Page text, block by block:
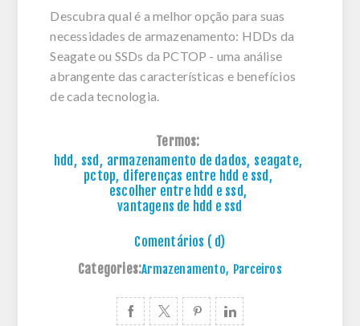
Descubra qual é a melhor opção para suas
necessidades de armazenamento: HDDs da
Seagate ou SSDs da PCTOP - uma análise
abrangente das características e benefícios
de cada tecnologia.
Termos:
hdd , ssd , armazenamento de dados, seagate,
pctop, diferenças entre hdd e ssd ,
escolher entre hdd e ssd,
vantagens de hdd e ssd
Comentários ( d)
Categories:Armazenamento, Parceiros